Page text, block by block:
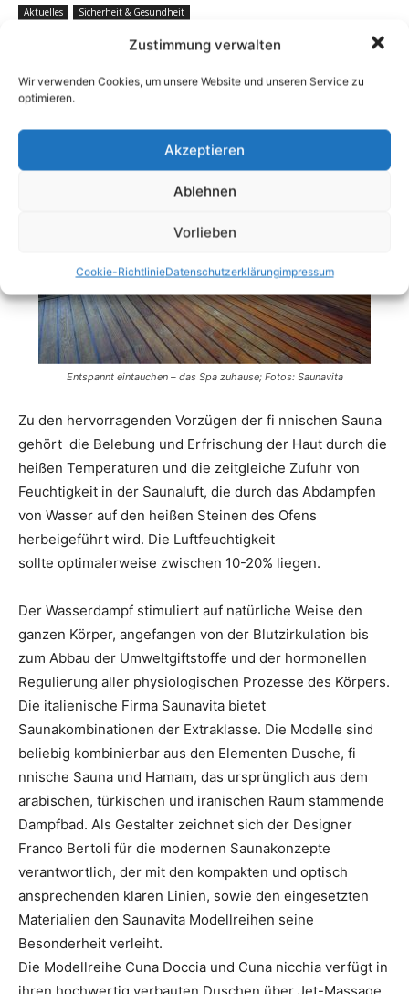
Zustimmung verwalten
Wir verwenden Cookies, um unsere Website und unseren Service zu
optimieren.
Akzeptieren
Ablehnen
Vorlieben
Cookie-RichtlinieDatenschutzerklärungimpressum